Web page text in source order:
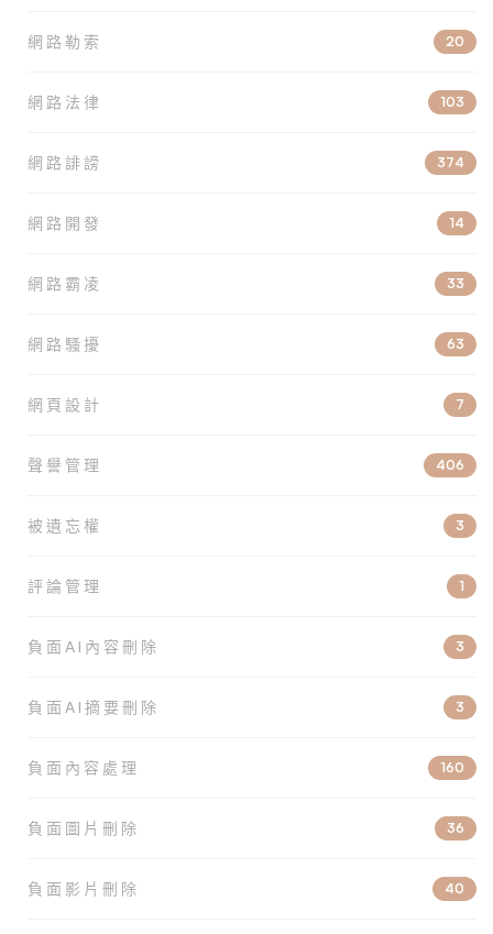
網路勒索 20
網路法律 103
網路誹謗 374
網路開發 14
網路霸凌 33
網路騷擾 63
網頁設計 7
聲譽管理 406
被遺忘權 3
評論管理 1
負面AI內容刪除 3
負面AI摘要刪除 3
負面內容處理 160
負面圖片刪除 36
負面影片刪除 40